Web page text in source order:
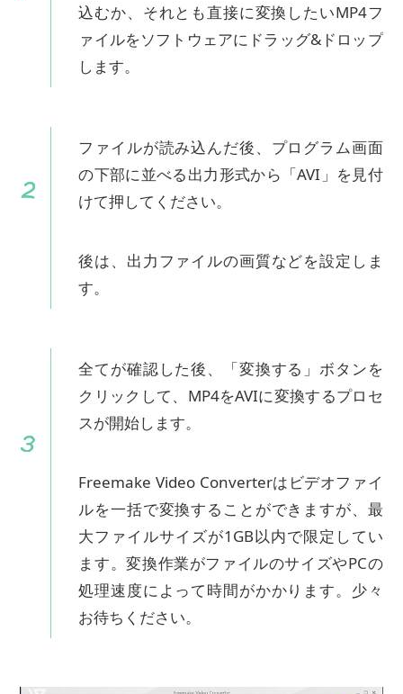
込むか、それとも直接に変換したいMP4フ
ァイルをソフトウェアにドラッグ&ドロップ
します。
ファイルが読み込んだ後、プログラム画面
の下部に並べる出力形式から「AVI」を見付
けて押してください。
後は、出力ファイルの画質などを設定しま
す。
全てが確認した後、「変換する」ボタンを
クリックして、MP4をAVIに変換するプロセ
スが開始します。
Freemake Video Converterはビデオファイ
ルを一括で変換することができますが、最
大ファイルサイズが1GB以内で限定してい
ます。変換作業がファイルのサイズやPCの
処理速度によって時間がかかります。少々
お待ちください。